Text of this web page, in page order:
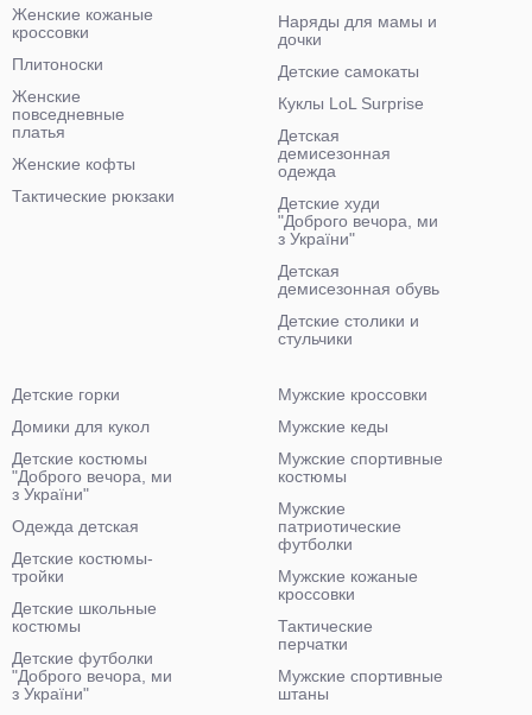
Женские кожаные
кроссовки
Плитоноски
Женские
повседневные
платья
Женские кофты
Тактические рюкзаки
Наряды для мамы и
дочки
Детские самокаты
Куклы LoL Surprise
Детская
демисезонная
одежда
Детские худи
"Доброго вечора, ми
з України"
Детская
демисезонная обувь
Детские столики и
стульчики
Детские горки
Домики для кукол
Детские костюмы
"Доброго вечора, ми
з України"
Одежда детская
Детские костюмы-
тройки
Детские школьные
костюмы
Детские футболки
"Доброго вечора, ми
з України"
Мужские кроссовки
Мужские кеды
Мужские спортивные
костюмы
Мужские
патриотические
футболки
Мужские кожаные
кроссовки
Тактические
перчатки
Мужские спортивные
штаны